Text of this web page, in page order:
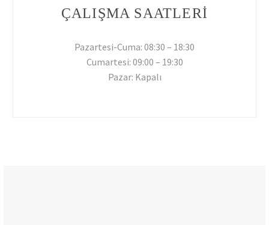
ÇALIŞMA SAATLERİ
Pazartesi-Cuma: 08:30 – 18:30
Cumartesi: 09:00 – 19:30
Pazar: Kapalı